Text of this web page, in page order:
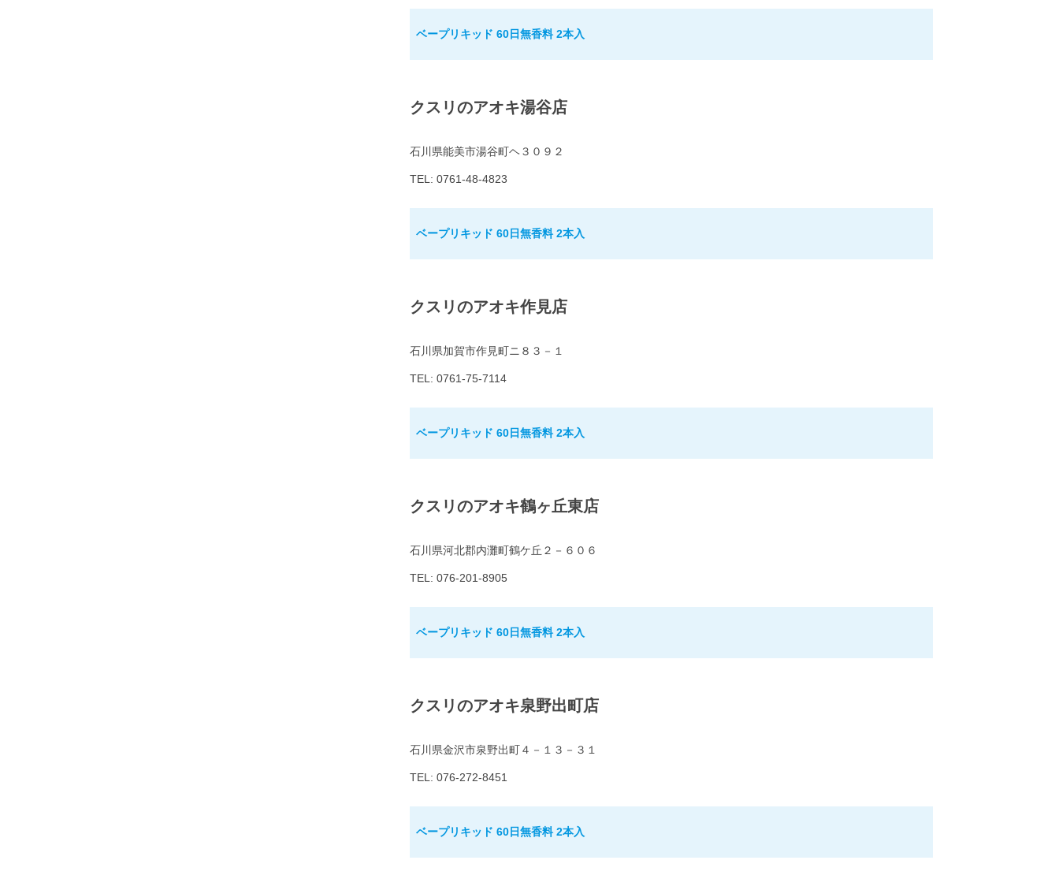
ベープリキッド 60日無香料 2本入
クスリのアオキ湯谷店
石川県能美市湯谷町ヘ３０９２
TEL: 0761-48-4823
ベープリキッド 60日無香料 2本入
クスリのアオキ作見店
石川県加賀市作見町ニ８３－１
TEL: 0761-75-7114
ベープリキッド 60日無香料 2本入
クスリのアオキ鶴ヶ丘東店
石川県河北郡内灘町鶴ケ丘２－６０６
TEL: 076-201-8905
ベープリキッド 60日無香料 2本入
クスリのアオキ泉野出町店
石川県金沢市泉野出町４－１３－３１
TEL: 076-272-8451
ベープリキッド 60日無香料 2本入